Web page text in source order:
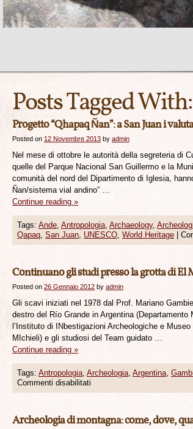
Posts Tagged With:
Progetto “Qhapaq Ñan”: a San Juan i
Posted on 12 Novembre 2013 by admin
Nel mese di ottobre le autorità della segreteria di
quelle del Parque Nacional San Guillermo e la
comunità del nord del Dipartimento di Iglesia,
Ñan/sistema vial andino” …
Continue reading »
Tags: Ande, Antropologia, Archaeology,
Qapaq, San Juan, UNESCO, World Heritage
Continuano gli studi presso la grotta di El
Posted on 26 Gennaio 2012 by admin
Gli scavi iniziati nel 1978 dal Prof. Mariano
destro del Río Grande in Argentina
l’Instituto di INbestigazioni Archeologiche e
MIchieli) e gli studiosi del Team guidato …
Continue reading »
Tags: Antropologia, Archeologia, Argentina,
Commenti disabilitati
Archeologia di montagna: come, dove,